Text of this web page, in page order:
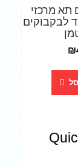
תא מרכזי
לבקבוקים
₪